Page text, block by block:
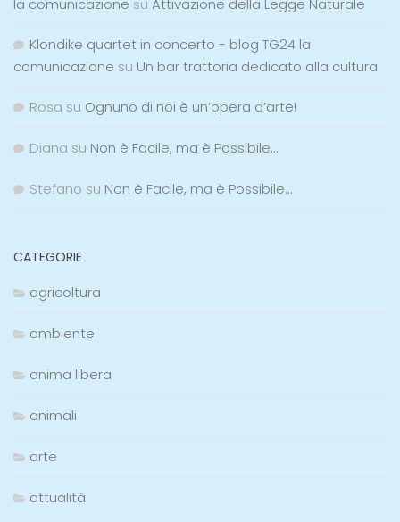
Klondike quartet in concerto - blog TG24 la
comunicazione su Un bar trattoria dedicato alla cultura
Rosa su Ognuno di noi è un’opera d’arte!
Diana su Non è Facile, ma è Possibile…
Stefano su Non è Facile, ma è Possibile…
CATEGORIE
agricoltura
ambiente
anima libera
animali
arte
attualità